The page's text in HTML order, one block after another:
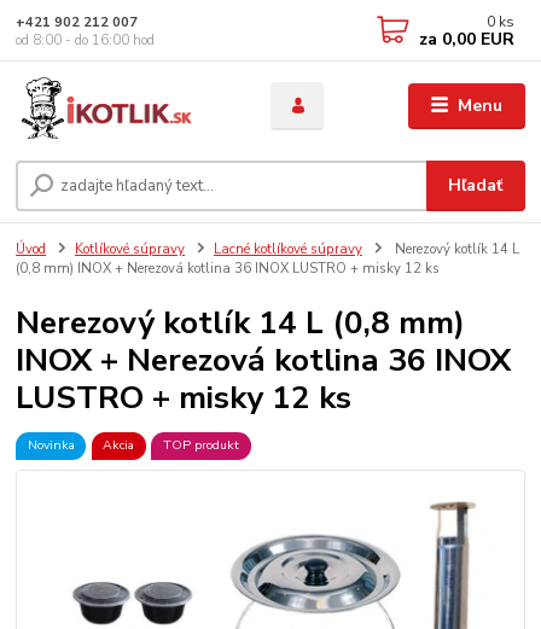
Menu
Hľadať
+421 902 212 007
od 8:00 - do 16:00 hod
0 ks
za 0,00 EUR
Úvod Kotlíkové súpravy Lacné kotlíkové súpravy
Nerezový kotlík 14 L
(0,8 mm) INOX + Nerezová kotlina 36 INOX LUSTRO + misky 12 ks
Nerezový kotlík 14 L (0,8 mm)
INOX + Nerezová kotlina 36 INOX
LUSTRO + misky 12 ks
Novinka Akcia TOP produkt